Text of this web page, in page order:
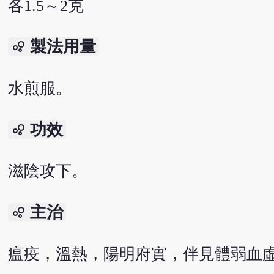
各1.5～2克
bubble_chart 製法用量
水煎服。
bubble_chart 功效
滋陰攻下。
bubble_chart 主治
瘟疫，溫熱，陽明府實，伴見體弱血